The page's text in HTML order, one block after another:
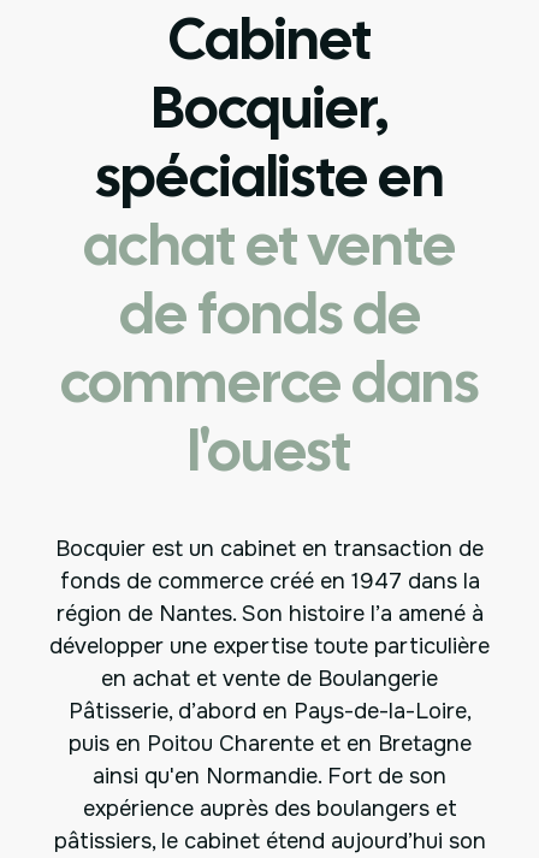
Cabinet
Bocquier,
spécialiste en
achat et vente
de fonds de
commerce dans
l'ouest
Bocquier est un cabinet en transaction de
fonds de commerce créé en 1947 dans la
région de Nantes. Son histoire l’a amené à
développer une expertise toute particulière
en achat et vente de Boulangerie
Pâtisserie, d’abord en Pays-de-la-Loire,
puis en Poitou Charente et en Bretagne
ainsi qu'en Normandie. Fort de son
expérience auprès des boulangers et
pâtissiers, le cabinet étend aujourd’hui son